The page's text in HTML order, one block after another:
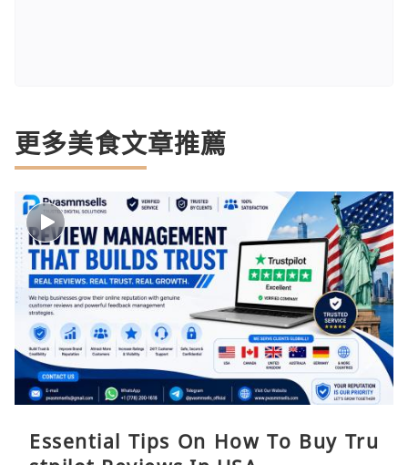
更多美食文章推薦
Essential Tips On How To Buy Tru